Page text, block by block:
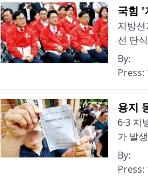
국힘 '
지방
선 탄
By:
Press:
용지
6·3 지
가 발
By:
Press: